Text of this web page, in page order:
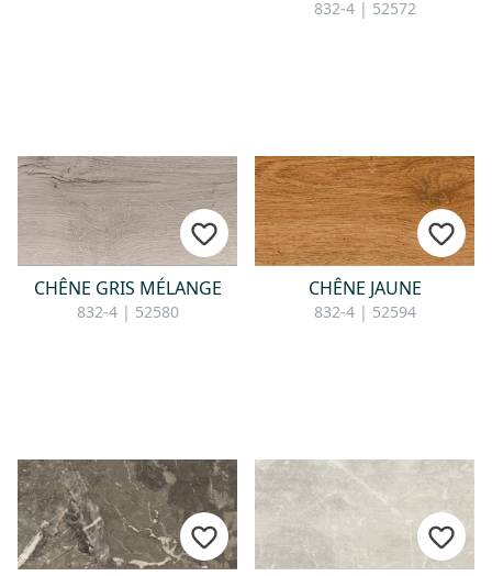
personnalisé ? Notre équipe est
là pour vous : réactive, aimable et
compétente. Écrivez-nous,
appelez-nous ou utilisez notre
formulaire de contact.
832-4 | 52572
CHÊNE GRIS MÉLANGE
832-4 | 52580
CHÊNE JAUNE
832-4 | 52594